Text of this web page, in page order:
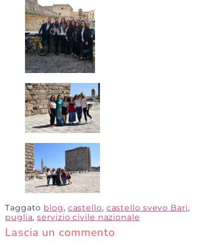
Taggato blog, castello, castello svevo Bari,
puglia,servizio civile nazionale
Lascia un commento